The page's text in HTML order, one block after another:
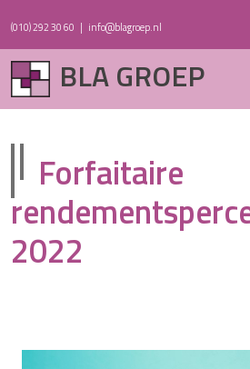
(010) 292 30 60 | info@blagroep.nl
BLA GROEP
Forfaitaire
2022